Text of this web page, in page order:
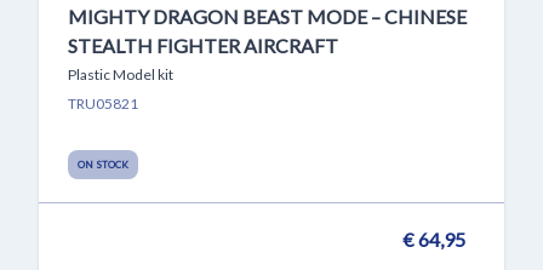
MIGHTY DRAGON BEAST MODE – CHINESE
STEALTH FIGHTER AIRCRAFT
Plastic Model kit
TRU05821
ON STOCK
€ 64,95